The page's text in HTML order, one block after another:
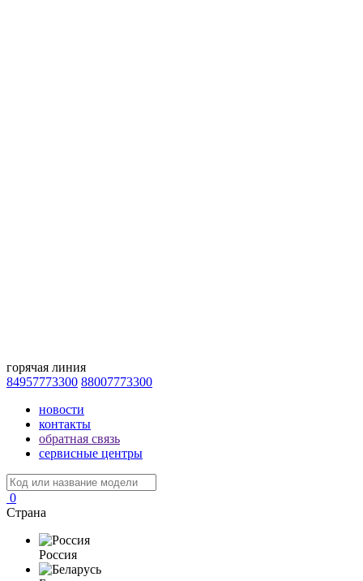
горячая линия
84957773300 88007773300
новости
контакты
обратная связь
сервисные центры
0
Страна
Россия